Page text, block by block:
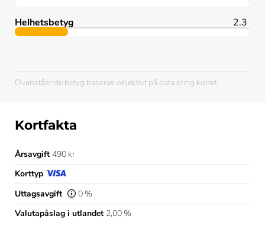
Helhetsbetyg 2.3
Ovanstående betyg baseras objektivt på data kring kortet.
Kortfakta
Årsavgift 490 kr
Korttyp
Uttagsavgift
0 %
Valutapåslag i utlandet 2,00 %